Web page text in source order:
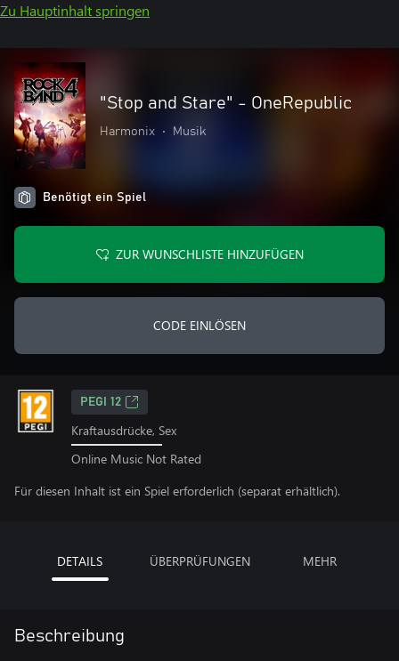
Zu Hauptinhalt springen
"Stop and Stare" - OneRepublic
Harmonix • Musik
Benötigt ein Spiel
ZUR WUNSCHLISTE HINZUFÜGEN
CODE EINLÖSEN
PEGI 12
Kraftausdrücke, Sex
Online Music Not Rated
Für diesen Inhalt ist ein Spiel erforderlich (separat erhältlich).
DETAILS ÜBERPRÜFUNGEN MEHR
Beschreibung